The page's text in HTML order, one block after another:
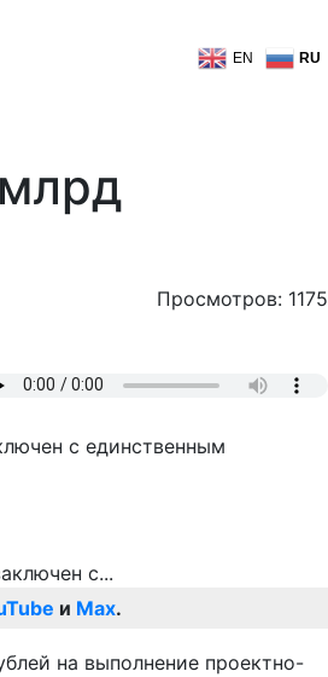
EN RU
Просмотров: 1175
с единственным
и Max.
на выполнение проектно-